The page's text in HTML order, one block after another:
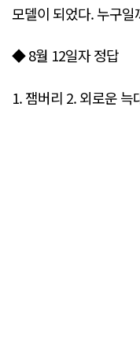
모델이 되었다. 누구
◆ 8월 12일자 정답
1. 잼버리 2. 외로운 늑